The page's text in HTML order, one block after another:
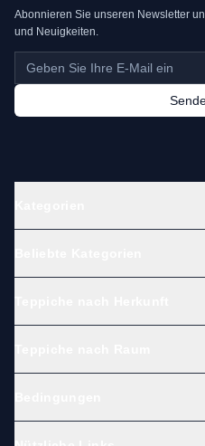
Abonnieren Sie unseren Newsletter
und Neuigkeiten.